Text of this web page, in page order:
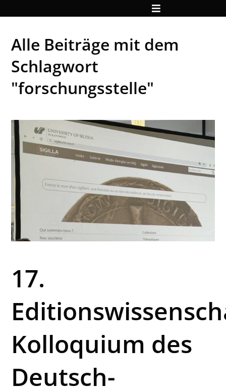
Alle Beiträge mit dem
Schlagwort
"forschungsstelle"
17.
Kolloquium des
Deutsch-